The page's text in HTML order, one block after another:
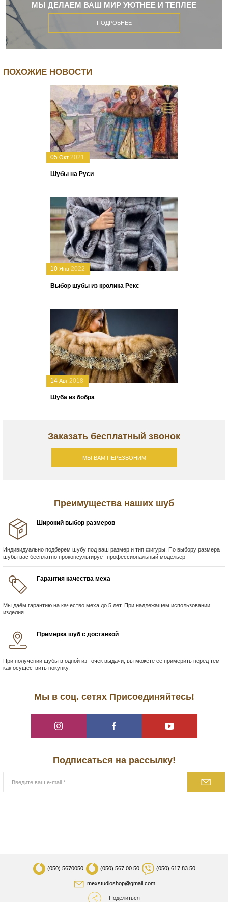
МЫ ДЕЛАЕМ ВАШ МИР УЮТНЕЕ И ТЕПЛЕЕ
ПОДРОБНЕЕ
ПОХОЖИЕ НОВОСТИ
05 Окт 2021
Шубы на Руси
10 Янв 2022
Выбор шубы из кролика Рекс
14 Авг 2018
Шуба из бобра
Заказать бесплатный звонок
МЫ ВАМ ПЕРЕЗВОНИМ
Преимущества наших шуб
Широкий выбор размеров
Индивидуально подберем шубу под ваш размер и тип фигуры. По выбору размера
шубы вас бесплатно проконсультирует профессиональный модельер
Гарантия качества меха
Мы даём гарантию на качество меха до 5 лет. При надлежащем использовании
изделия.
Примерка шуб с доставкой
При получении шубы в одной из точек выдачи, вы можете её примерить перед тем
как осуществить покупку.
Мы в соц. сетях Присоединяйтесь!
Подписаться на рассылку!
(050) 5670050 (050) 567 00 50 (050) 617 83 50
mexstudioshop@gmail.com
Поделиться